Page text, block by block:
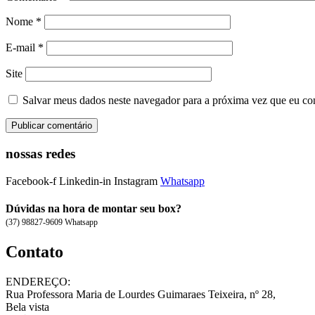
Nome *
E-mail *
Site
Salvar meus dados neste navegador para a próxima vez que eu
nossas redes
Facebook-f Linkedin-in Instagram Whatsapp
Dúvidas na hora de montar seu box?
(37) 98827-9609 Whatsapp
Contato
ENDEREÇO:
Rua Professora Maria de Lourdes Guimaraes Teixeira, nº 28,
Bela vista